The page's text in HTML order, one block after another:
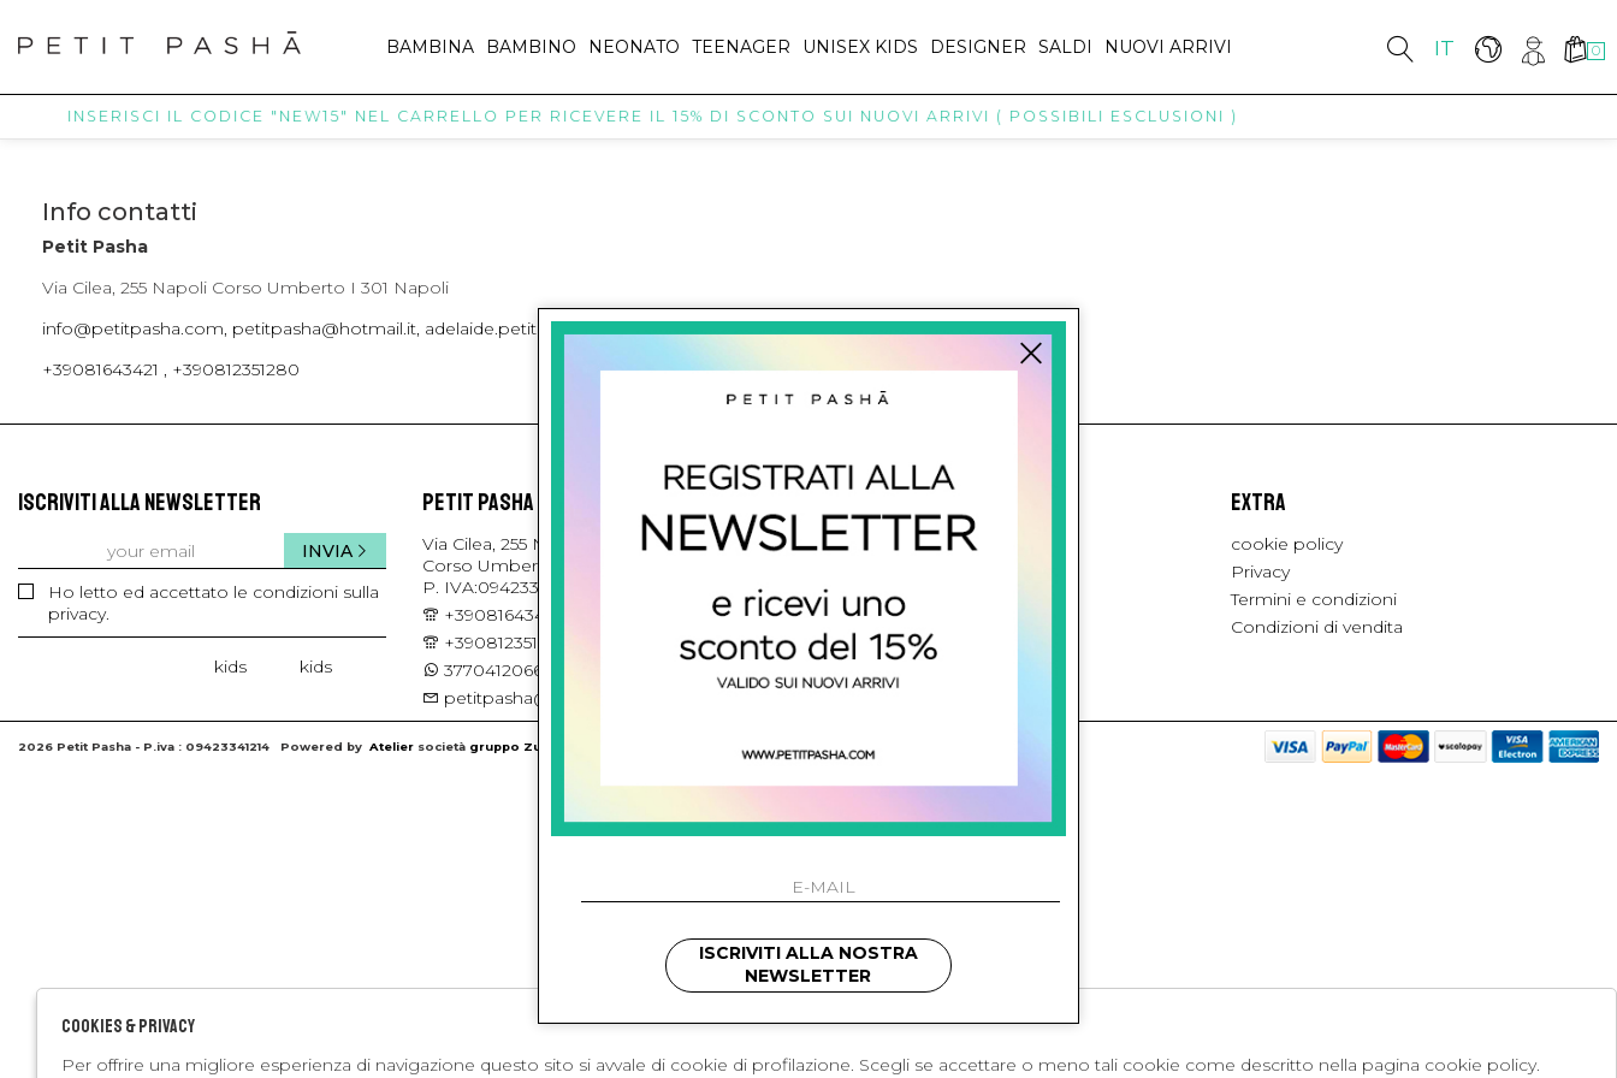
IT 0
BAMBINA BAMBINO NEONATO TEENAGER UNISEX KIDS DESIGNER SALDI NUOVI ARRIVI
INSERISCI IL CODICE "NEW15" NEL CARRELLO PER RICEVERE IL 15% DI SCONTO SUI NUOVI ARRIVI ( POSSIBILI ESCLUSIONI )
Info contatti
Petit Pasha
Via Cilea, 255 Napoli Corso Umberto I 301 Napoli
info@petitpasha.com, petitpasha@hotmail.it, adelaide.petitpasha@hotmail.com
+39081643421 , +390812351280
ISCRIVITI ALLA NEWSLETTER
Ho letto ed accettato le condizioni sulla
privacy.
INVIA
kids kids
PETIT PASHA
Via Cilea, 255 Napoli
Corso Umberto I 301 Napoli - Italia
P. IVA:09423341214
+39081643421
+390812351280
3770412066 , 3397314295
petitpasha@hotmail.it
L'azienda
Contatti
Pagamenti
Spedizione
EXTRA
cookie policy
Privacy
Termini e condizioni
Condizioni di vendita
2026 Petit Pasha - P.iva : 09423341214 Powered by Atelier società gruppo Zucchetti
ISCRIVITI ALLA NOSTRA
NEWSLETTER
Cookies & Privacy
Per offrire una migliore esperienza di navigazione questo sito si avvale di cookie di profilazione. Scegli se accettare o meno tali cookie come descritto nella pagina cookie policy.